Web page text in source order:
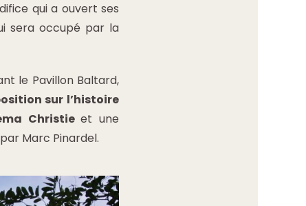
qui a ouvert ses
sera occupé par la
le Pavillon Baltard,
sur l’histoire
Christieet une
Marc Pinardel.